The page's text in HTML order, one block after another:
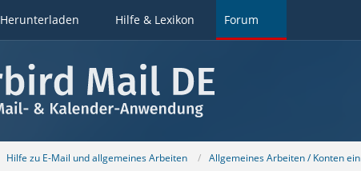
Herunterladen Hilfe & Lexikon Forum
Hilfe zu E-Mail und allgemeines Arbeiten Allgemeines Arbeiten / Konten